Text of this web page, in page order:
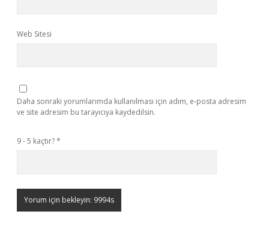
Web Sitesi
Daha sonraki yorumlarımda kullanılması için adım, e-posta adresim
ve site adresim bu tarayıcıya kaydedilsin.
9 - 5 kaçtır?*